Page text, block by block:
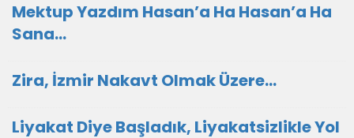
Mektup Yazdım Hasan’a Ha Hasan’a Ha
Sana…
Zira, İzmir Nakavt Olmak Üzere…
Liyakat Diye Başladık, Liyakatsizlikle Yol